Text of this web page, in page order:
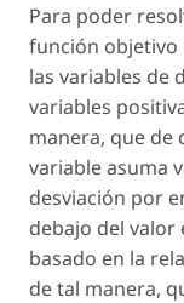
Para poder
función objetivo
las variables de
variables
manera, que de
variable asuma
desviación por
debajo del valor
basado en la
de tal manera,